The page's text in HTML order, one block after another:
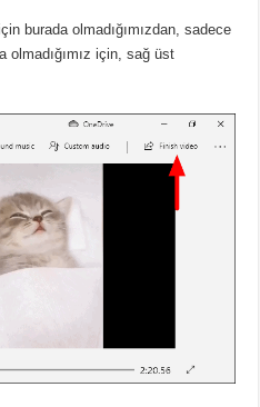
burada olmadığımızdan, sadece
olmadığımız için, sağ üst